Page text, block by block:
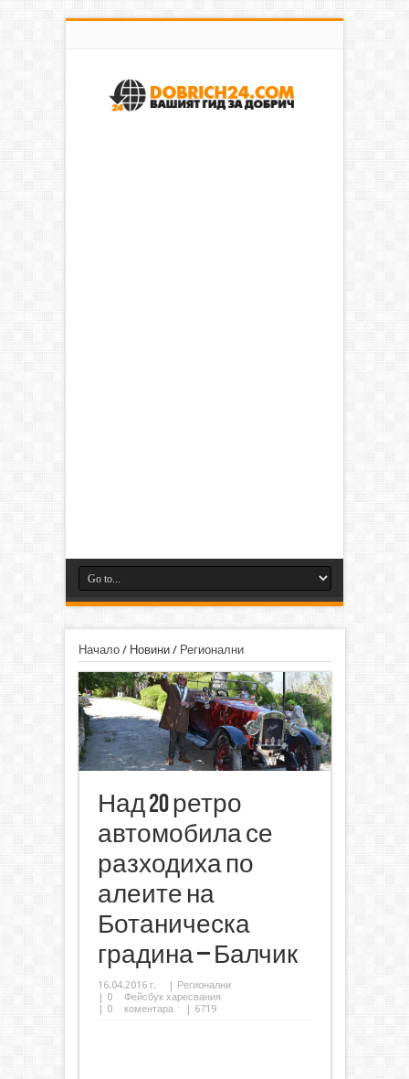
Начало/ Новини/ Регионални
Над 20 ретро
автомобила се
разходиха по
алеите на
Ботаническа
градина – Балчик
16.04.2016 г.
Регионални
0
Фейсбук харесвания
0 коментара | 6719